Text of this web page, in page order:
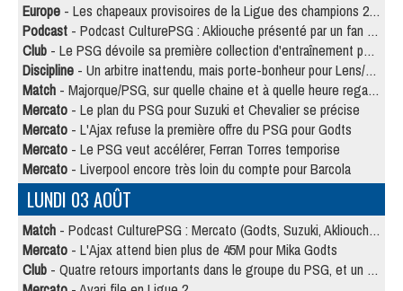
Europe - Les chapeaux provisoires de la Ligue des champions 2026/27
Podcast - Podcast CulturePSG : Akliouche présenté par un fan de Monaco
Club - Le PSG dévoile sa première collection d'entraînement pour 2026/2027
Discipline - Un arbitre inattendu, mais porte-bonheur pour Lens/PSG
Match - Majorque/PSG, sur quelle chaine et à quelle heure regarder le match ?
Mercato - Le plan du PSG pour Suzuki et Chevalier se précise
Mercato - L'Ajax refuse la première offre du PSG pour Godts
Mercato - Le PSG veut accélérer, Ferran Torres temporise
Mercato - Liverpool encore très loin du compte pour Barcola
LUNDI 03 AOÛT
Match - Podcast CulturePSG : Mercato (Godts, Suzuki, Akliouche, Barcola, etc)
Mercato - L'Ajax attend bien plus de 45M pour Mika Godts
Club - Quatre retours importants dans le groupe du PSG, et un plus discret